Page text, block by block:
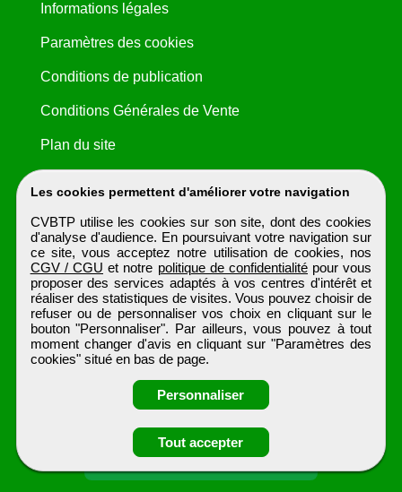
Obtenir ses
coordonnées
Les cookies permettent d'améliorer votre navigation
CVBTP utilise les cookies sur son site, dont des cookies
d'analyse d'audience. En poursuivant votre navigation sur
ce site, vous acceptez notre utilisation de cookies, nos
CGV / CGU et notre politique de confidentialité pour vous
proposer des services adaptés à vos centres d'intérêt et
réaliser des statistiques de visites. Vous pouvez choisir de
refuser ou de personnaliser vos choix en cliquant sur le
bouton "Personnaliser". Par ailleurs, vous pouvez à tout
moment changer d'avis en cliquant sur "Paramètres des
cookies" situé en bas de page.
Personnaliser
Tout accepter
Informations légales
Paramètres des cookies
Conditions de publication
Conditions Générales de Vente
Plan du site
CVBTP
Tous droits réservés © 1999 - 2026